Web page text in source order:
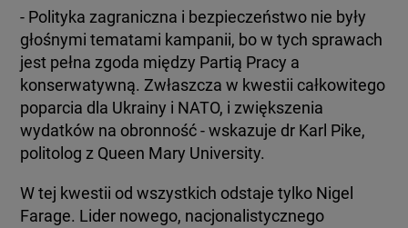
- Polityka zagraniczna i bezpieczeństwo nie były
głośnymi tematami kampanii, bo w tych sprawach
jest pełna zgoda między Partią Pracy a
konserwatywną. Zwłaszcza w kwestii całkowitego
poparcia dla Ukrainy i NATO, i zwiększenia
wydatków na obronność - wskazuje dr Karl Pike,
politolog z Queen Mary University.
W tej kwestii od wszystkich odstaje tylko Nigel
Farage. Lider nowego, nacjonalistycznego